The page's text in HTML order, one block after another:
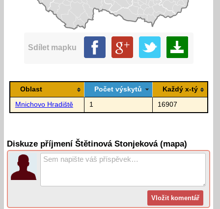
Sdílet mapku
Oblast Počet výskytů Každý x-tý
Mnichovo Hradiště 1 16907
Diskuze příjmení Štětinová Stonjeková (mapa)